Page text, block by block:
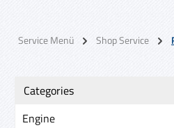
Service Menü Shop Service
Categories
Engine